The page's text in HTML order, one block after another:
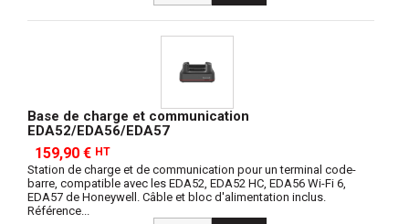
Base de charge et communication
EDA52/EDA56/EDA57
159,90 € HT
Station de charge et de communication pour un terminal code-
barre, compatible avec les EDA52, EDA52 HC, EDA56 Wi-Fi 6,
EDA57 de Honeywell. Câble et bloc d'alimentation inclus.
Référence...